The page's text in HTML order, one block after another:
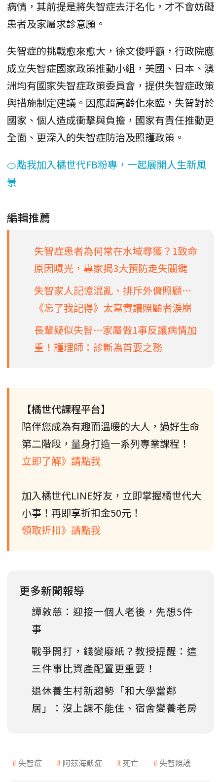
病情，其前提是將失智症去汙名化，才不會妨礙
患者及家屬求診意願。
失智症的挑戰愈來愈大，徐文俊呼籲，行政院應
成立失智症國家政策推動小組，美國、日本、澳
洲均有國家失智症政策委員會，提供失智症政策
與措施制定建議。因應超高齡化來臨，失智對於
國家、個人造成衝擊與負擔，國家有責任推動更
全面、更深入的失智症防治及照護政策。
🍊點我加入橘世代FB粉專，一起展開人生新風
景
編輯推薦
失智症患者為何常在水域尋獲？1致命
原因曝光，專家揭3大預防走失關鍵
失智家人記憶混亂、排斥外傭照顧…
《忘了我記得》太寫實讓照顧者淚崩
長輩疑似失智…家屬做1事反讓病情加
重！護理師：診斷為首要之務
【橘世代課程平台】
陪伴您成為有趣而溫暖的大人，過好生命
第二階段，量身打造一系列專業課程！
立即了解》請點我
加入橘世代LINE好友，立即掌握橘世代大
小事！再即享折扣金50元！
領取折扣》請點我
更多新聞報導
譚敦慈：迎接一個人老後，先想5件
事
戰爭開打，錢變廢紙？教授提醒：這
三件事比資產配置更重要！
退休養生村新趨勢「和大學當鄰
居」：沒上課不能住、宿舍變養老房
失智症 阿茲海默症 死亡 失智照護